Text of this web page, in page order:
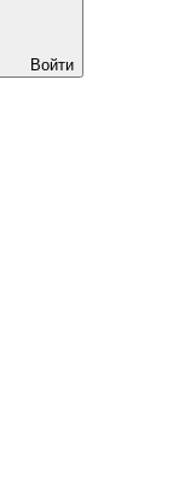
Войти